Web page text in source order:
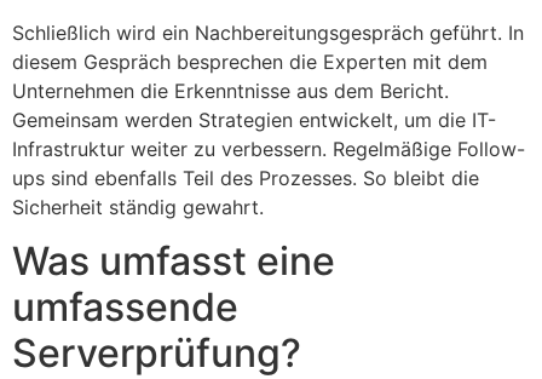
Schließlich wird ein Nachbereitungsgespräch geführt. In
diesem Gespräch besprechen die Experten mit dem
Unternehmen die Erkenntnisse aus dem Bericht.
Gemeinsam werden Strategien entwickelt, um die IT-
Infrastruktur weiter zu verbessern. Regelmäßige Follow-
ups sind ebenfalls Teil des Prozesses. So bleibt die
Sicherheit ständig gewahrt.
Was umfasst eine
umfassende
Serverprüfung?